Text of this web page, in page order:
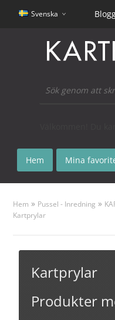
Svenska
Hem Mina
Hem » Pussel - Inredning »
Kartprylar
Kartprylar
Produkter